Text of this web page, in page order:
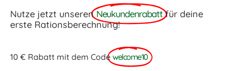
Nutze jetzt unseren Neukundenrabatt für deine
erste Rationsberechnung!
10 € Rabatt mit dem Code welcome10